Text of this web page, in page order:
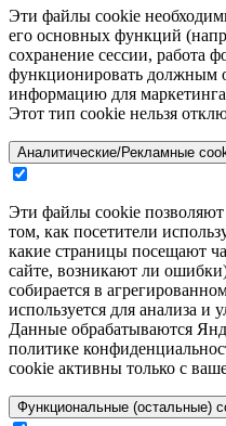
Эти файлы cookie
его основных функций
сохранение сессии, работа
функционировать должным
информацию для
Этот тип cookie нельзя
Аналитические/Рекламные
Эти файлы cookie
том, как посетители
какие страницы посещают
сайте, возникают ли
собирается в
используется для анализа и
Данные обрабатываются
политике
cookie активны только с
Функциональные (остальные)